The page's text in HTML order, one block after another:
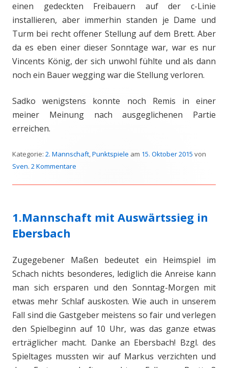
einen gedeckten Freibauern auf der c-Linie
installieren, aber immerhin standen je Dame und
Turm bei recht offener Stellung auf dem Brett. Aber
da es eben einer dieser Sonntage war, war es nur
Vincents König, der sich unwohl fühlte und als dann
noch ein Bauer wegging war die Stellung verloren.
Sadko wenigstens konnte noch Remis in einer
meiner Meinung nach ausgeglichenen Partie
erreichen.
Kategorie: 2. Mannschaft,Punktspiele am 15. Oktober 2015 von
Sven. 2 Kommentare
1.Mannschaft mit Auswärtssieg in
Ebersbach
Zugegebener Maßen bedeutet ein Heimspiel im
Schach nichts besonderes, lediglich die Anreise kann
man sich ersparen und den Sonntag-Morgen mit
etwas mehr Schlaf auskosten. Wie auch in unserem
Fall sind die Gastgeber meistens so fair und verlegen
den Spielbeginn auf 10 Uhr, was das ganze etwas
erträglicher macht. Danke an Ebersbach! Bzgl. des
Spieltages mussten wir auf Markus verzichten und